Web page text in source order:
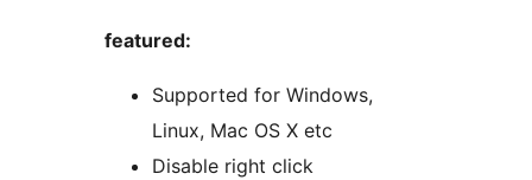
featured:
Supported for Windows,
Linux, Mac OS X etc
Disable right click